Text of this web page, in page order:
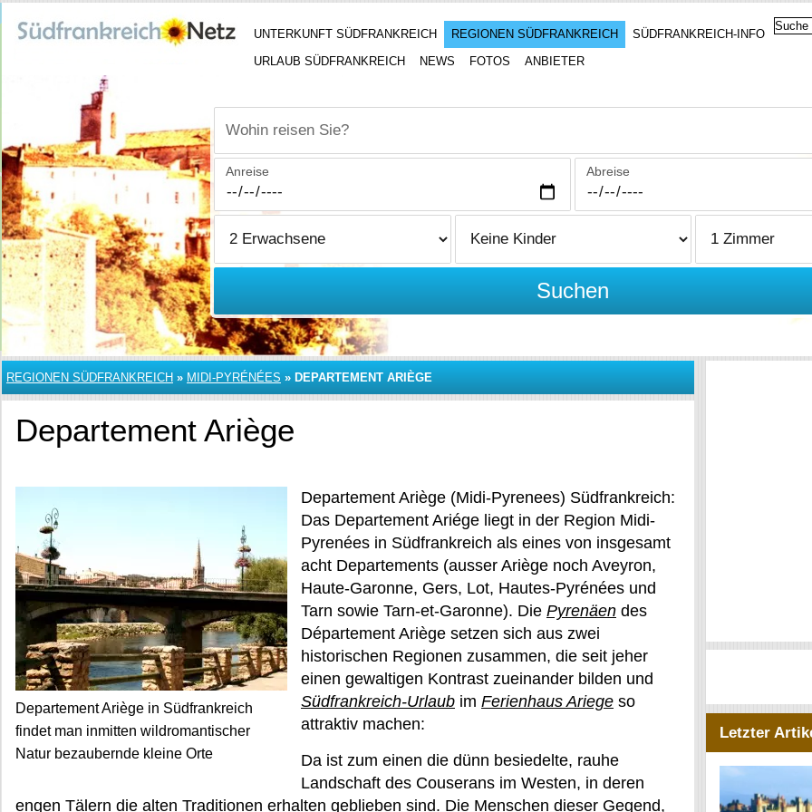
UNTERKUNFT SÜDFRANKREICH REGIONEN SÜDFRANKREICH
SÜDFRANKREICH-INFO
URLAUB SÜDFRANKREICH
NEWS FOTOS ANBIETER
Wohin reisen Sie?
Anreise Abreise
Suchen
REGIONEN SÜDFRANKREICH » MIDI-PYRÉNÉES » DEPARTEMENT ARIÈGE
Departement Ariège
Departement Ariège in Südfrankreich
findet man inmitten wildromantischer
Natur bezaubernde kleine Orte
Departement Ariège (Midi-Pyrenees) Südfrankreich:
Das Departement Ariége liegt in der Region Midi-
Pyrenées in Südfrankreich als eines von insgesamt
acht Departements (ausser Ariège noch Aveyron,
Haute-Garonne, Gers, Lot, Hautes-Pyrénées und
Tarn sowie Tarn-et-Garonne). Die Pyrenäen des
Département Ariège setzen sich aus zwei
historischen Regionen zusammen, die seit jeher
einen gewaltigen Kontrast zueinander bilden und
Südfrankreich-Urlaub im Ferienhaus Ariege so
attraktiv machen:
Da ist zum einen die dünn besiedelte, rauhe
Landschaft des Couserans im Westen, in deren
engen Tälern die alten Traditionen erhalten geblieben sind. Die Menschen dieser Gegend,
Letzter